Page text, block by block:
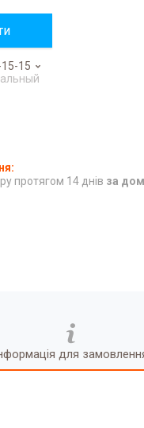
15
протягом 14 днів за
для